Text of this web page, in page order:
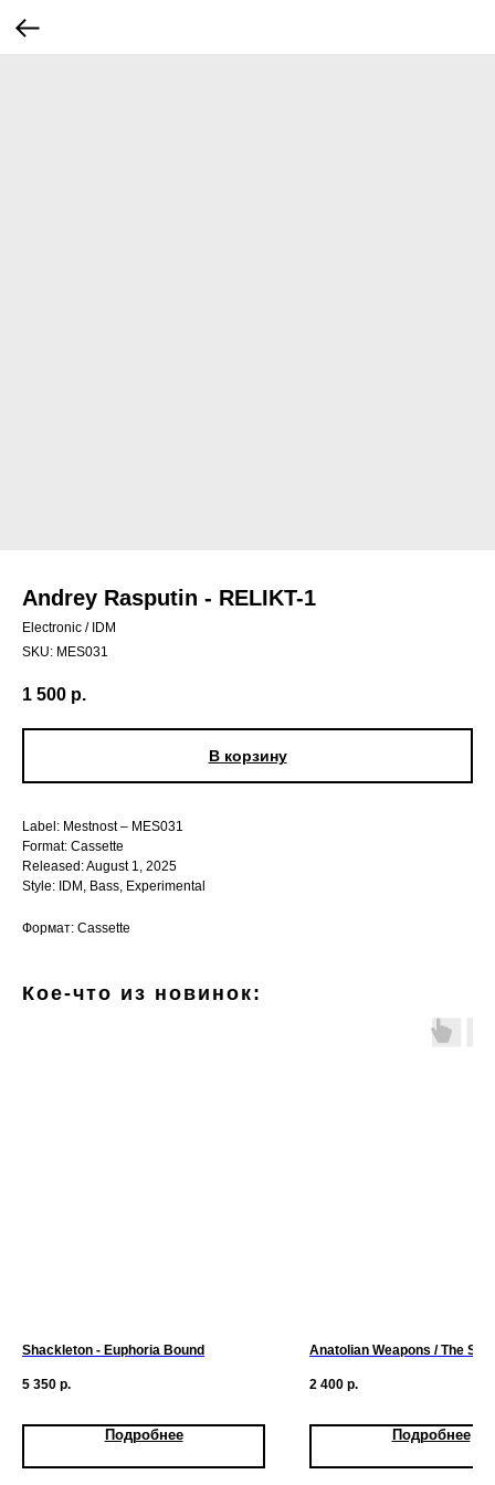
Andrey Rasputin - RELIKT-1
Electronic / IDM
SKU: MES031
1 500 р.
В корзину
Label: Mestnost – MES031
Format: Cassette
Released: August 1, 2025
Style: IDM, Bass, Experimental
Формат: Cassette
Кое-что из новинок:
Shackleton - Euphoria Bound
5 350 р.
Подробнее
Anatolian Weapons / The Spy
2 400 р.
Подробнее